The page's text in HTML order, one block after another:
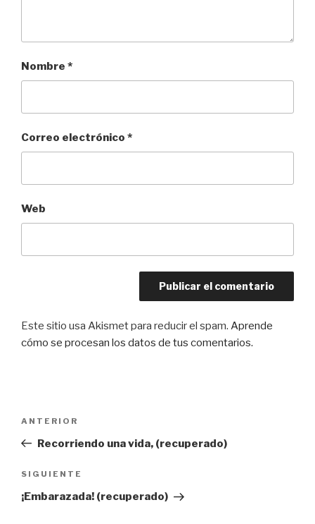
Nombre *
Correo electrónico *
Web
Este sitio usa Akismet para reducir el spam. Aprende
cómo se procesan los datos de tus comentarios.
entradas
Entrada
anterior:
ANTERIOR
Recorriendo una vida, (recuperado)
Siguiente
entrada
SIGUIENTE
¡Embarazada! (recuperado)